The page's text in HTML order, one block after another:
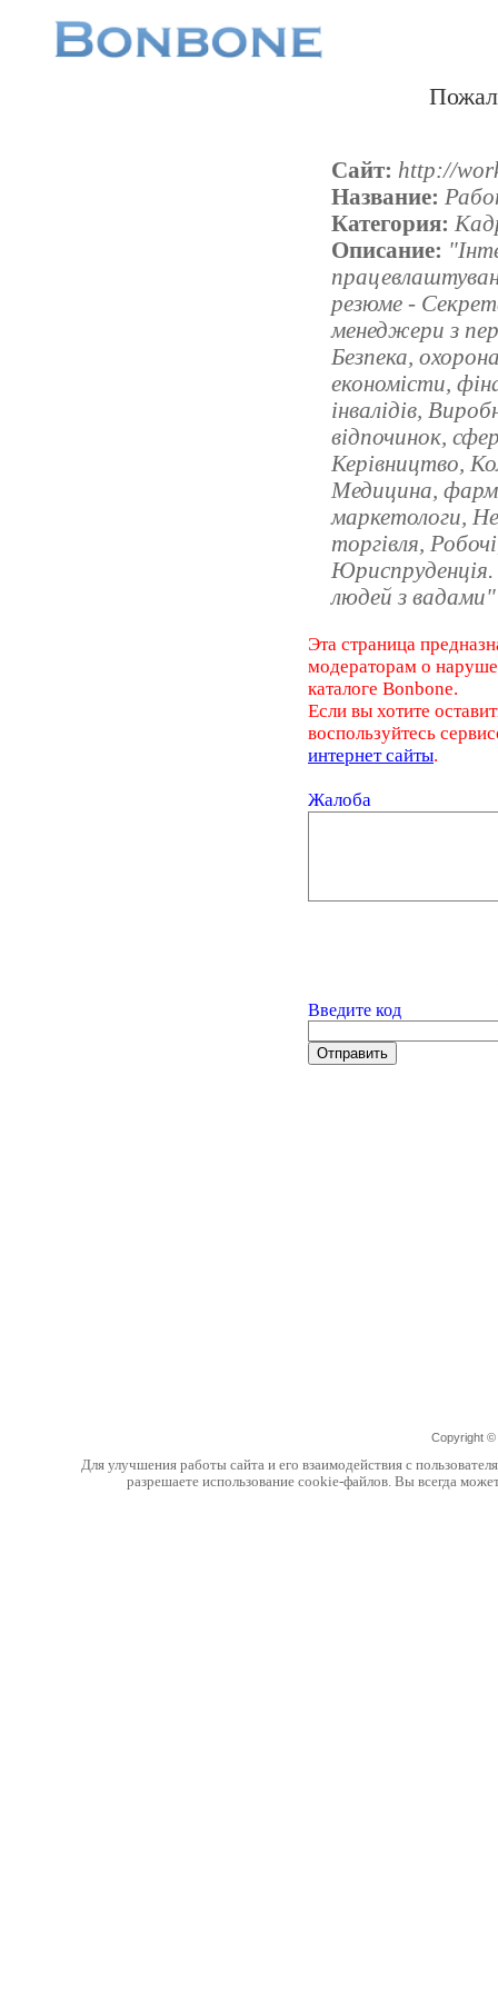
Сайт: http://
Название:
Категория:
Описание:
резюме -
менеджери з
Безпека,
економiсти,
iнвалiдiв,
вiдпочинок,
Керiвництво,
Медицина,
маркетологи,
торгiвля,
людей з вадами"
Эта страница
модераторам о
каталоге Bonbone.
Если вы хотите
воспользуйтесь
интернет сайты.
Жалоба
Введите код
Copyright ©
Для улучшения работы сайта и его взаимодействия с
разрешаете использование cookie-файлов. Вы всегда